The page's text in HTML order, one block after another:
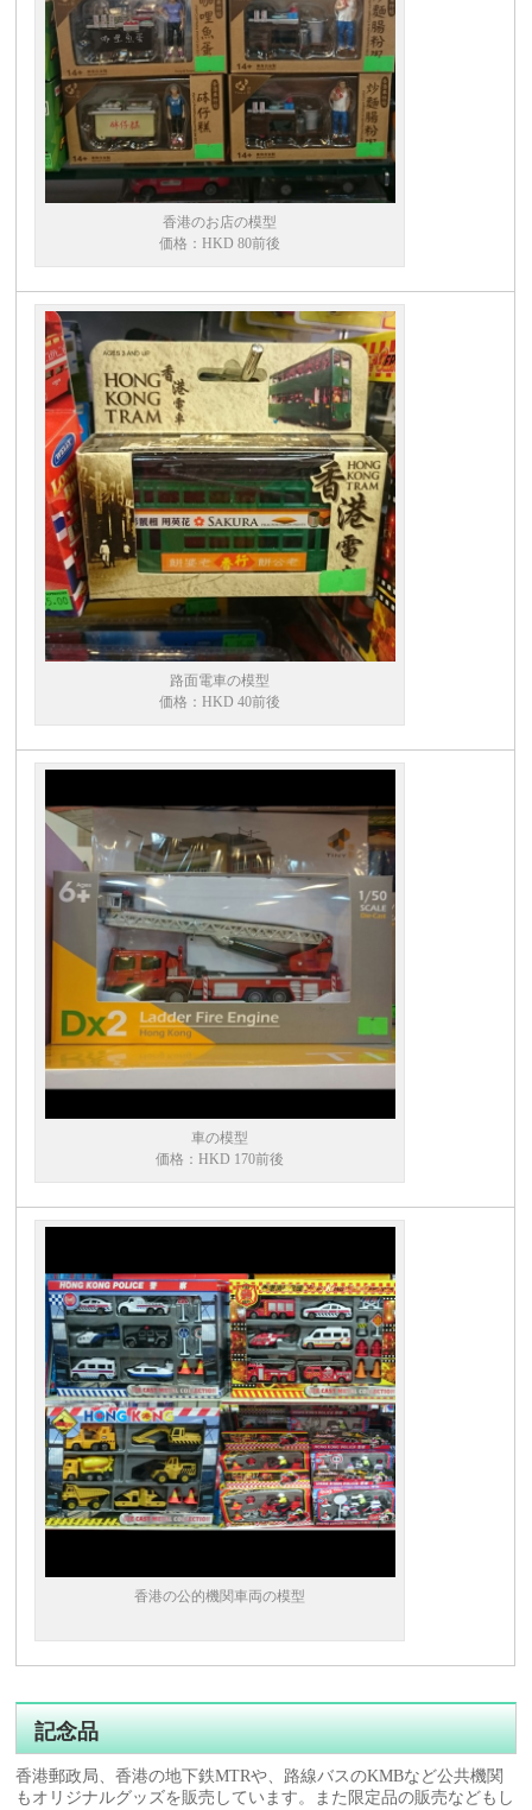
香港のお店の模型
価格：HKD 80前後
路面電車の模型
価格：HKD 40前後
車の模型
価格：HKD 170前後
香港の公的機関車両の模型
記念品
香港郵政局、香港の地下鉄MTRや、路線バスのKMBなど公共機関
もオリジナルグッズを販売しています。また限定品の販売などもし